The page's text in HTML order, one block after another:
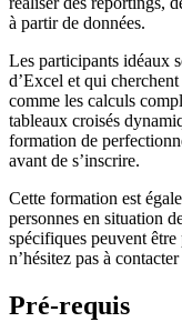
à partir de données.
Les participants idéaux
d’Excel et qui
comme les calculs
tableaux croisés
formation de
avant de s’inscrire.
Cette formation est
personnes en situation
spécifiques peuvent
n’hésitez pas à
Pré-requis